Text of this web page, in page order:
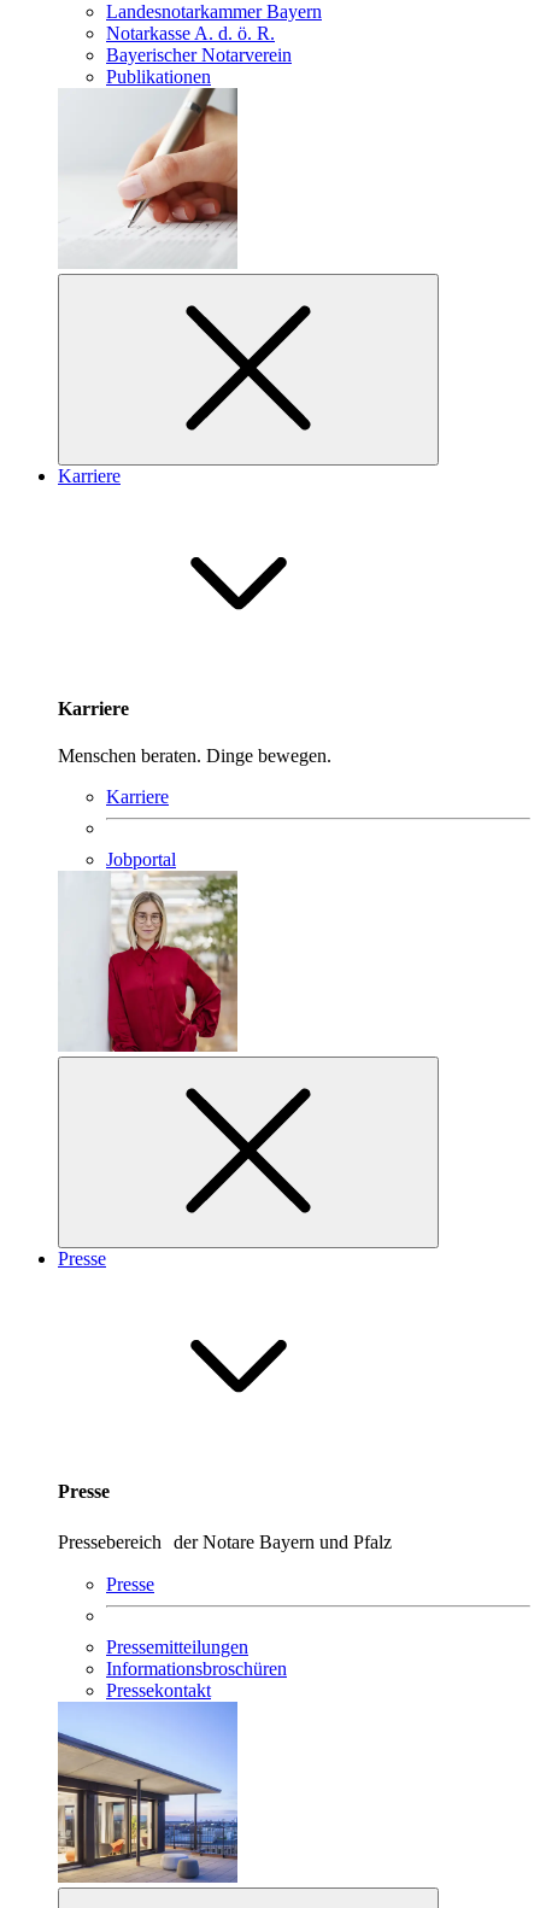
Landesnotarkammer Bayern
Notarkasse A. d. ö. R.
Bayerischer Notarverein
Publikationen
Karriere
Karriere
Menschen beraten. Dinge bewegen.
Karriere
Jobportal
Presse
Presse
Pressebereich der Notare Bayern und Pfalz
Presse
Pressemitteilungen
Informationsbroschüren
Pressekontakt